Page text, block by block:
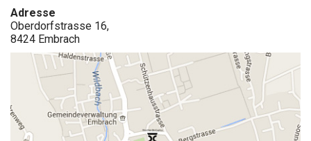
Adresse
Oberdorfstrasse 16,
8424 Embrach